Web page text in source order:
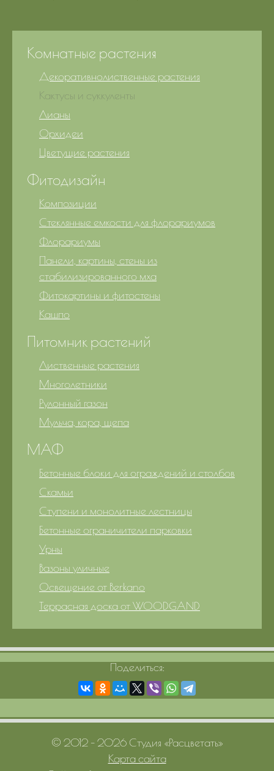
Комнатные растения
Декоративнолиственные растения
Кактусы и суккуленты
Лианы
Орхидеи
Цветущие растения
Фитодизайн
Композиции
Стеклянные емкости для флорариумов
Флорариумы
Панели, картины, стены из
стабилизированного мха
Фитокартины и фитостены
Кашпо
Питомник растений
Лиственные растения
Многолетники
Рулонный газон
Мульча, кора, щепа
МАФ
Бетонные блоки для ограждений и столбов
Скамьи
Ступени и монолитные лестницы
Бетонные ограничители парковки
Урны
Вазоны уличные
Освещение от Berkano
Террасная доска от WOODGAND
Поделиться:
© 2012 – 2026 Студия «Расцветать»
Карта сайта